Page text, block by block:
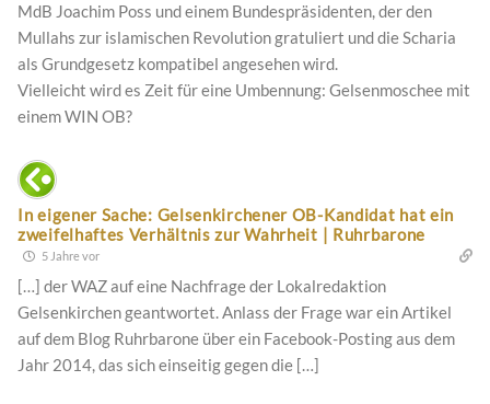
MdB Joachim Poss und einem Bundespräsidenten, der den
Mullahs zur islamischen Revolution gratuliert und die Scharia
als Grundgesetz kompatibel angesehen wird.
Vielleicht wird es Zeit für eine Umbennung: Gelsenmoschee mit
einem WIN OB?
In eigener Sache: Gelsenkirchener OB-Kandidat hat ein
zweifelhaftes Verhältnis zur Wahrheit | Ruhrbarone
5 Jahre vor
[…] der WAZ auf eine Nachfrage der Lokalredaktion
Gelsenkirchen geantwortet. Anlass der Frage war ein Artikel
auf dem Blog Ruhrbarone über ein Facebook-Posting aus dem
Jahr 2014, das sich einseitig gegen die […]